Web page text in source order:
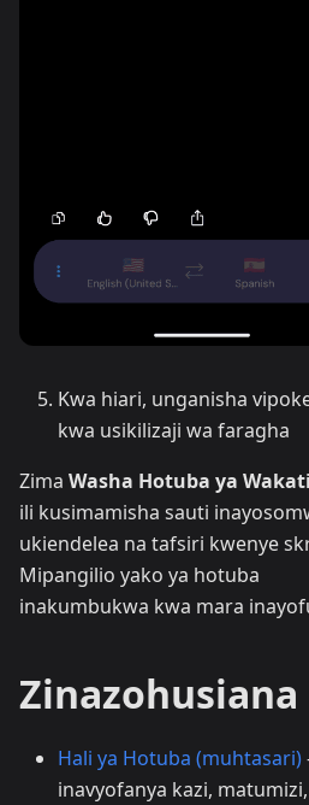
Kwa hiari, unganisha
kwa usikilizaji wa faragha
Zima Washa Hotuba ya
ili kusimamisha sauti
ukiendelea na tafsiri kwenye
Mipangilio yako ya hotuba
inakumbukwa kwa mara
Zinazohusiana
Hali ya Hotuba (muhtasari)
inavyofanya kazi,